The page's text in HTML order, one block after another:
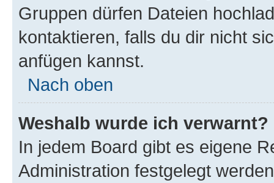
Gruppen dürfen Dateien
kontaktieren, falls du dir nicht
anfügen kannst.
Nach oben
Weshalb wurde ich verwarnt?
In jedem Board gibt es eigene
Administration festgelegt